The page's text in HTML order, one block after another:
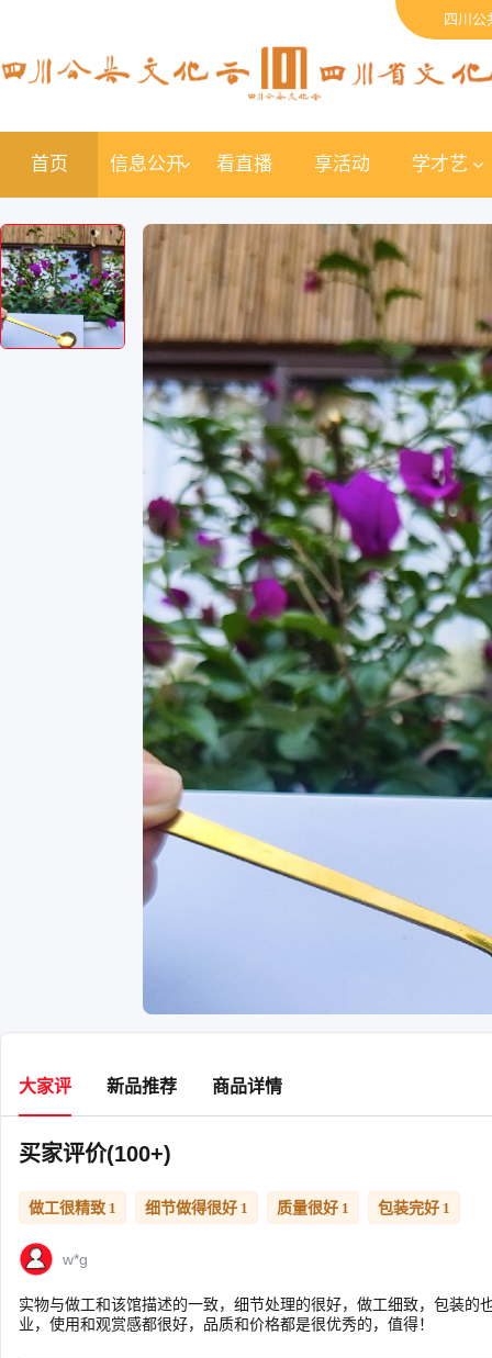
四川
首页 信息公开 看直播 享活动 学才艺
大家评 新品推荐 商品详情
买家评价(100+)
做工很精致 1 细节做得很好 1 质量很好 1 包装完好 1
w*g
实物与做工和该馆描述的一致，细节处理的很好，做工细致，包装
业，使用和观赏感都很好，品质和价格都是很优秀的，值得！